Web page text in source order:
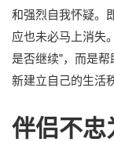
和强烈自我怀疑。
应也未必马上消失
是否继续”，而是
新建立自己的生活
伴侣不忠